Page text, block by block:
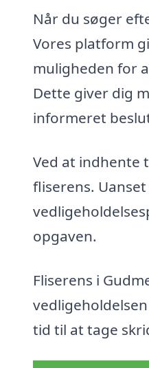
Når du søger
Vores platform
muligheden for
Dette giver dig
informeret
Ved at indhente
fliserens.
opgaven.
Fliserens i
tid til at tage